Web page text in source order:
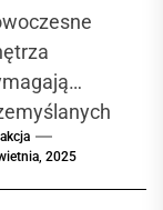
a
jest
i
które
2025